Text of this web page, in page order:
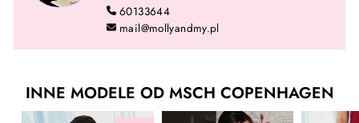
60133644
mail@mollyandmy.pl
INNE MODELE OD MSCH COPENHAGEN